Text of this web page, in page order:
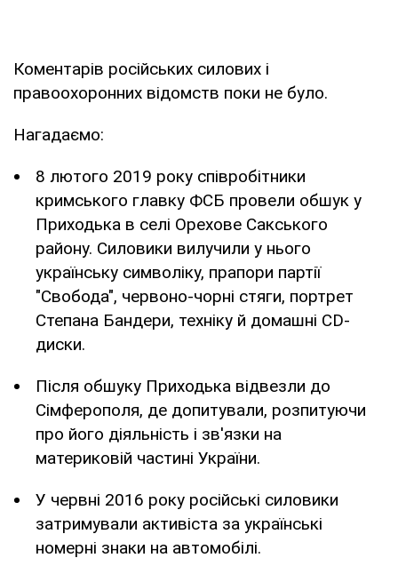
Коментарів російських силових і
правоохоронних відомств поки не було.
Нагадаємо:
8 лютого 2019 року співробітники
кримського главку ФСБ провели обшук у
Приходька в селі Орехове Сакського
району. Силовики вилучили у нього
українську символіку, прапори партії
"Свобода", червоно-чорні стяги, портрет
Степана Бандери, техніку й домашні CD-
диски.
Після обшуку Приходька відвезли до
Сімферополя, де допитували, розпитуючи
про його діяльність і зв'язки на
материковій частині України.
У червні 2016 року російські силовики
затримували активіста за українські
номерні знаки на автомобілі.